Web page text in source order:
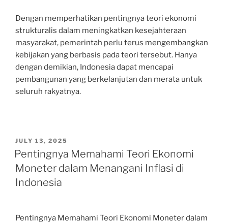
Dengan memperhatikan pentingnya teori ekonomi
strukturalis dalam meningkatkan kesejahteraan
masyarakat, pemerintah perlu terus mengembangkan
kebijakan yang berbasis pada teori tersebut. Hanya
dengan demikian, Indonesia dapat mencapai
pembangunan yang berkelanjutan dan merata untuk
seluruh rakyatnya.
POSTED
ON
JULY 13, 2025
Pentingnya Memahami Teori Ekonomi
Moneter dalam Menangani Inflasi di
Indonesia
Pentingnya Memahami Teori Ekonomi Moneter dalam